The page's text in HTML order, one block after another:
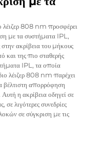
λέιζερ 808 nm προσφέρει
με τα συστήματα IPL,
ακρίβεια του μήκους
και της πιο σταθερής
IPL, τα οποία
λέιζερ 808 nm παρέχει
βέλτιστη απορρόφηση
η ακρίβεια οδηγεί σε
λιγότερες συνεδρίες
σε σύγκριση με τις